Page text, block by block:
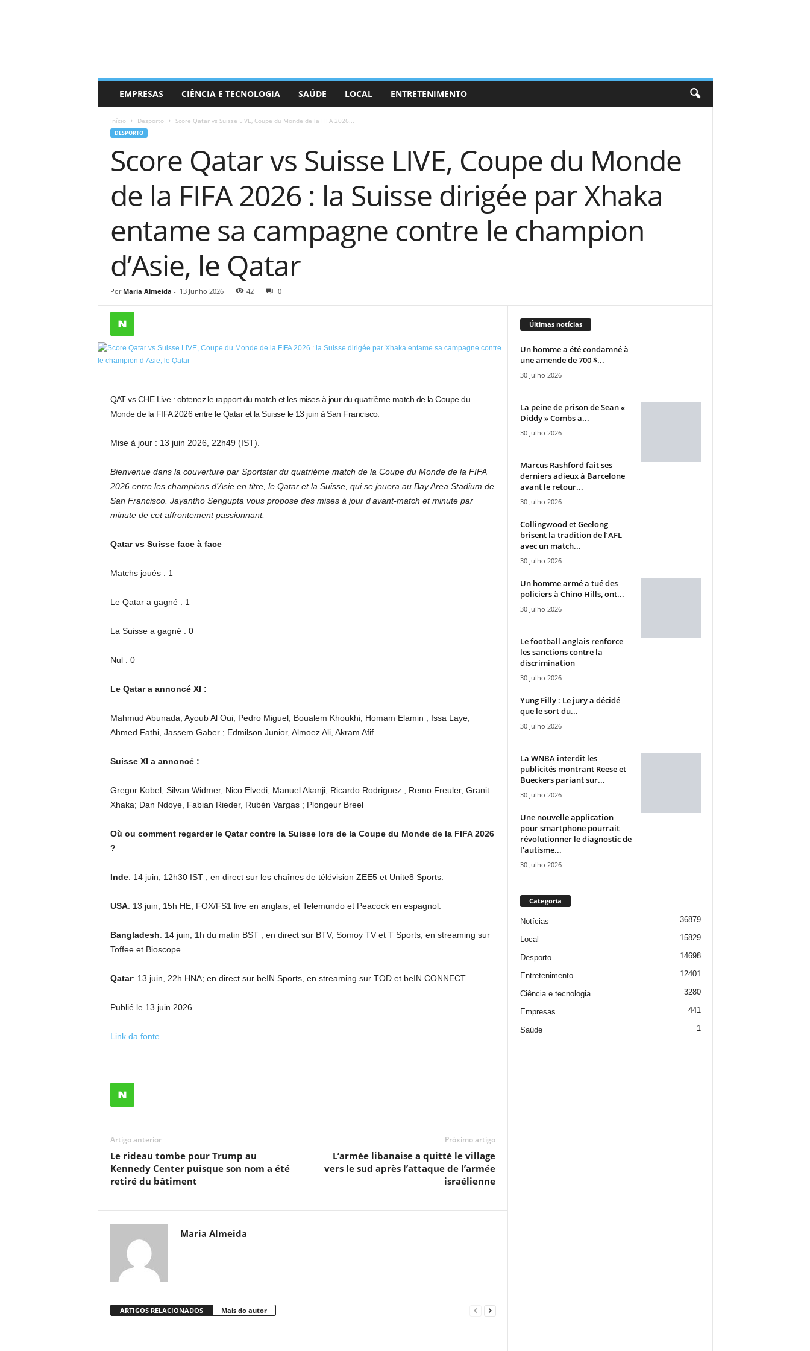
EMPRESAS CIÊNCIA E TECNOLOGIA SAÚDE LOCAL ENTRETENIMENTO
Início Desporto Score Qatar vs Suisse LIVE, Coupe du Monde de la FIFA 2026...
DESPORTO
Score Qatar vs Suisse LIVE, Coupe du Monde
de la FIFA 2026 : la Suisse dirigée par Xhaka
entame sa campagne contre le champion
d’Asie, le Qatar
Por Maria Almeida - 13 Junho 2026 42 0
QAT vs CHE Live : obtenez le rapport du match et les mises à jour du quatrième match de la Coupe du
Monde de la FIFA 2026 entre le Qatar et la Suisse le 13 juin à San Francisco.
Mise à jour : 13 juin 2026, 22h49 (IST).
Bienvenue dans la couverture par Sportstar du quatrième match de la Coupe du Monde de la FIFA
2026 entre les champions d’Asie en titre, le Qatar et la Suisse, qui se jouera au Bay Area Stadium de
San Francisco. Jayantho Sengupta vous propose des mises à jour d’avant-match et minute par
minute de cet affrontement passionnant.
Qatar vs Suisse face à face
Matchs joués : 1
Le Qatar a gagné : 1
La Suisse a gagné : 0
Nul : 0
Le Qatar a annoncé XI :
Mahmud Abunada, Ayoub Al Oui, Pedro Miguel, Boualem Khoukhi, Homam Elamin ; Issa Laye,
Ahmed Fathi, Jassem Gaber ; Edmilson Junior, Almoez Ali, Akram Afif.
Suisse XI a annoncé :
Gregor Kobel, Silvan Widmer, Nico Elvedi, Manuel Akanji, Ricardo Rodriguez ; Remo Freuler, Granit
Xhaka; Dan Ndoye, Fabian Rieder, Rubén Vargas ; Plongeur Breel
Où ou comment regarder le Qatar contre la Suisse lors de la Coupe du Monde de la FIFA 2026
?
Inde: 14 juin, 12h30 IST ; en direct sur les chaînes de télévision ZEE5 et Unite8 Sports.
USA: 13 juin, 15h HE; FOX/FS1 live en anglais, et Telemundo et Peacock en espagnol.
Bangladesh: 14 juin, 1h du matin BST ; en direct sur BTV, Somoy TV et T Sports, en streaming sur
Toffee et Bioscope.
Qatar: 13 juin, 22h HNA; en direct sur beIN Sports, en streaming sur TOD et beIN CONNECT.
Publié le 13 juin 2026
Link da fonte
Artigo anterior
Le rideau tombe pour Trump au
Kennedy Center puisque son nom a été
retiré du bâtiment
Próximo artigo
L’armée libanaise a quitté le village
vers le sud après l’attaque de l’armée
israélienne
Maria Almeida
ARTIGOS RELACIONADOS Mais do autor
Últimas notícias
Un homme a été condamné à
une amende de 700 $...
30 Julho 2026
La peine de prison de Sean «
Diddy » Combs a...
30 Julho 2026
Marcus Rashford fait ses
derniers adieux à Barcelone
avant le retour...
30 Julho 2026
Collingwood et Geelong
brisent la tradition de l’AFL
avec un match...
30 Julho 2026
Un homme armé a tué des
policiers à Chino Hills, ont...
30 Julho 2026
Le football anglais renforce
les sanctions contre la
discrimination
30 Julho 2026
Yung Filly : Le jury a décidé
que le sort du...
30 Julho 2026
La WNBA interdit les
publicités montrant Reese et
Bueckers pariant sur...
30 Julho 2026
Une nouvelle application
pour smartphone pourrait
révolutionner le diagnostic de
l’autisme...
30 Julho 2026
Categoria
Notícias 36879
Local 15829
Desporto 14698
Entretenimento 12401
Ciência e tecnologia 3280
Empresas 441
Saúde 1